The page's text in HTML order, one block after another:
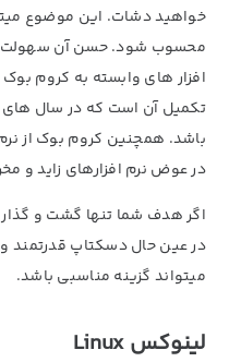
خواهید دشات. این موضوع
محسوب شود. حسن آن سهولت
افزار های وابسته به کروم
تکمیل آن است که در سال های
باشد. همچنین کروم بوک از
در عوض نرم افزارهای زاید و
اگر هدف شما تنها گشت و گذار
میتواند گزینه مناسبی باشد.
لینوکس Linux